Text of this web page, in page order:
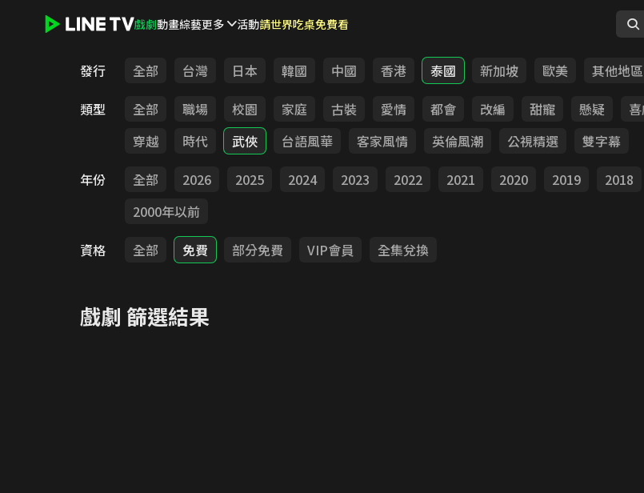
戲劇動畫綜藝更多 活動請世界吃桌免費看
發行 全部 台灣 日本 韓國 中國 香港 泰國 新加坡 歐美
其他地區
類型
全部 職場 校園 家庭 古裝 愛情 都會 改編 甜寵 懸疑
穿越
時代 武俠 台語風華 客家風情 英倫風潮 公視精選
雙字幕
年份
全部 2026 2025 2024 2023 2022 2021 2020 2019 2018
2000年以前
資格
全部 免費 部分免費 VIP會員 全集兌換
戲劇 篩選結果